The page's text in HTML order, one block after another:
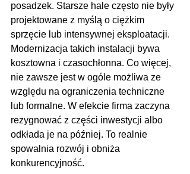
posadzek. Starsze hale często nie były
projektowane z myślą o ciężkim
sprzęcie lub intensywnej eksploatacji.
Modernizacja takich instalacji bywa
kosztowna i czasochłonna. Co więcej,
nie zawsze jest w ogóle możliwa ze
względu na ograniczenia techniczne
lub formalne. W efekcie firma zaczyna
rezygnować z części inwestycji albo
odkłada je na później. To realnie
spowalnia rozwój i obniża
konkurencyjność.